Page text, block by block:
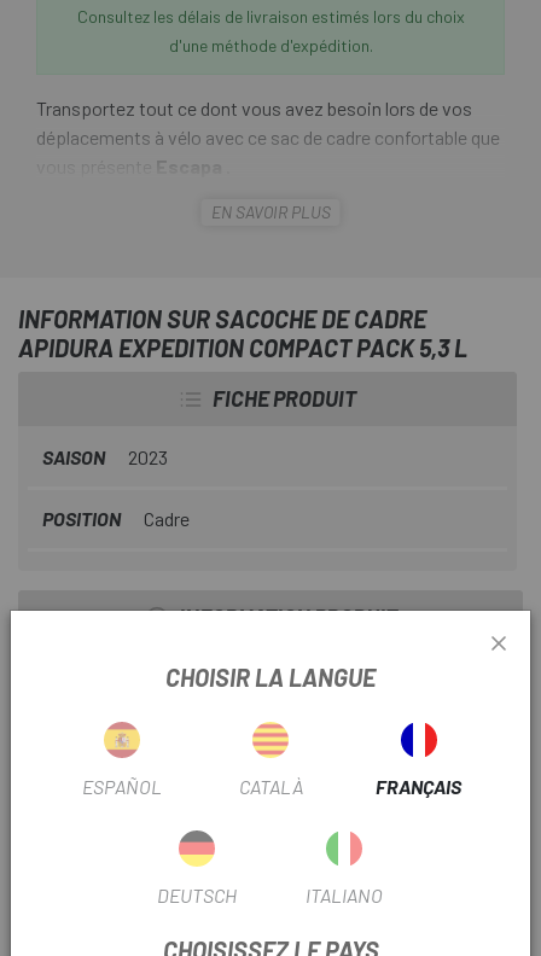
Consultez les délais de livraison estimés lors du choix
d'une méthode d'expédition.
Transportez tout ce dont vous avez besoin lors de vos
déplacements à vélo avec ce sac de cadre confortable que
Escapa
sacoche de cadre Apidura Expedition Compact
plus naturelle du vélo. Il se fixe solidement au tube
supérieur à l'aide de sangles Velcro et est utile pour ranger
des objets plus lourds dans le cadre d'une configuration de
uniforme, rendant les circuits plus longs et les voyages de
EN SAVOIR PLUS
INFORMATION SUR SACOCHE DE CADRE
APIDURA EXPEDITION COMPACT PACK 5,3 L
FICHE PRODUIT
SAISON 2023
POSITION Cadre
INFORMATION PRODUIT
Fabriqué à partir de tissu léger, fraisé sur mesure selon les
pour créer un joint hermétique. Les fermetures éclair avec
fermetures protégées garantissent que le kit reste sec,
même en cas de pluie prolongée. Un port de batterie/tuyau
hydraté sur la route.
Caractéristiques:
· Poche intérieure pour l'organisation.
CHOISIR LA LANGUE
ESPAÑOL CATALÀ FRANÇAIS
DEUTSCH ITALIANO
CHOISISSEZ LE PAYS